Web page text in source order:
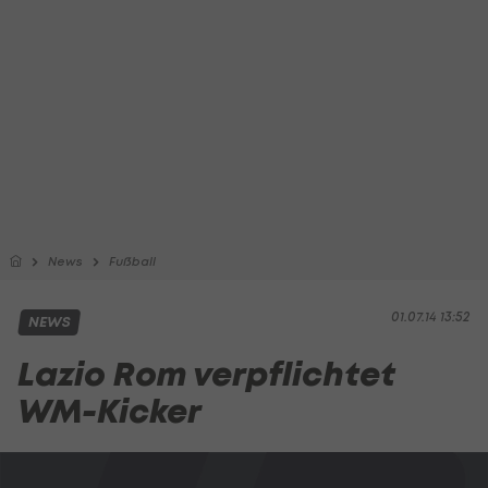
News Fußball
01.07.14 13:52
NEWS
Lazio Rom verpflichtet
WM-Kicker